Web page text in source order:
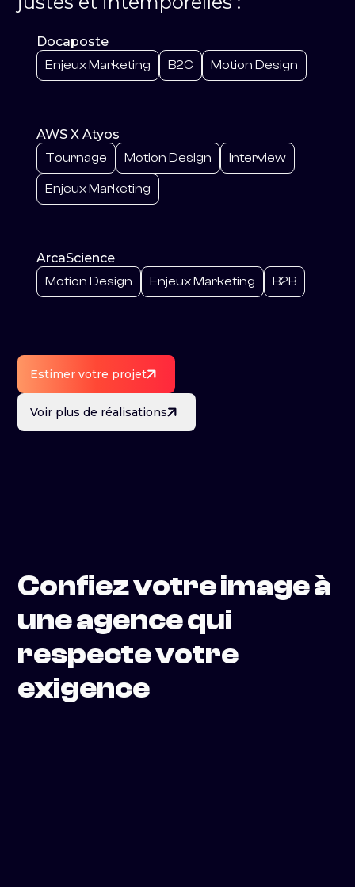
Docaposte
Enjeux Marketing B2C Motion Design
AWS X Atyos
Tournage Motion Design Interview
Enjeux Marketing
ArcaScience
Motion Design Enjeux Marketing B2B
Estimer votre projet
Voir plus de réalisations
Confiez votre image à
une agence qui
respecte votre
exigence